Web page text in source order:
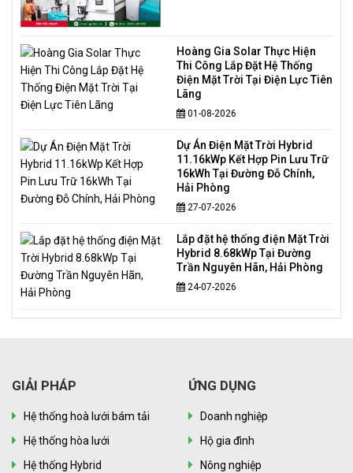
Hoàng Gia Solar Thực Hiện
Thi Công Lắp Đặt Hệ Thống
Điện Mặt Trời Tại Điện Lực Tiên
Lãng
01-08-2026
Dự Án Điện Mặt Trời Hybrid
11.16kWp Kết Hợp Pin Lưu Trữ
16kWh Tại Đường Đỗ Chính,
Hải Phòng
27-07-2026
Lắp đặt hệ thống điện Mặt Trời
Hybrid 8.68kWp Tại Đường
Trần Nguyên Hãn, Hải Phòng
24-07-2026
GIẢI PHÁP
Hệ thống hoà lưới bám tải
Hệ thống hòa lưới
Hệ thống Hybrid
ỨNG DỤNG
Doanh nghiệp
Hộ gia đình
Nông nghiệp